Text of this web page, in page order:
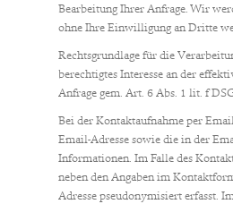
Bearbeitung Ihrer Anfrage. Wir
ohne Ihre Einwilligung an Dritte
Rechtsgrundlage für die
berechtigtes Interesse an der
Anfrage gem. Art. 6 Abs. 1 lit. f
Bei der Kontaktaufnahme per
Email-Adresse sowie die in der
Informationen. Im Falle des
neben den Angaben im
Adresse pseudonymisiert erfasst.